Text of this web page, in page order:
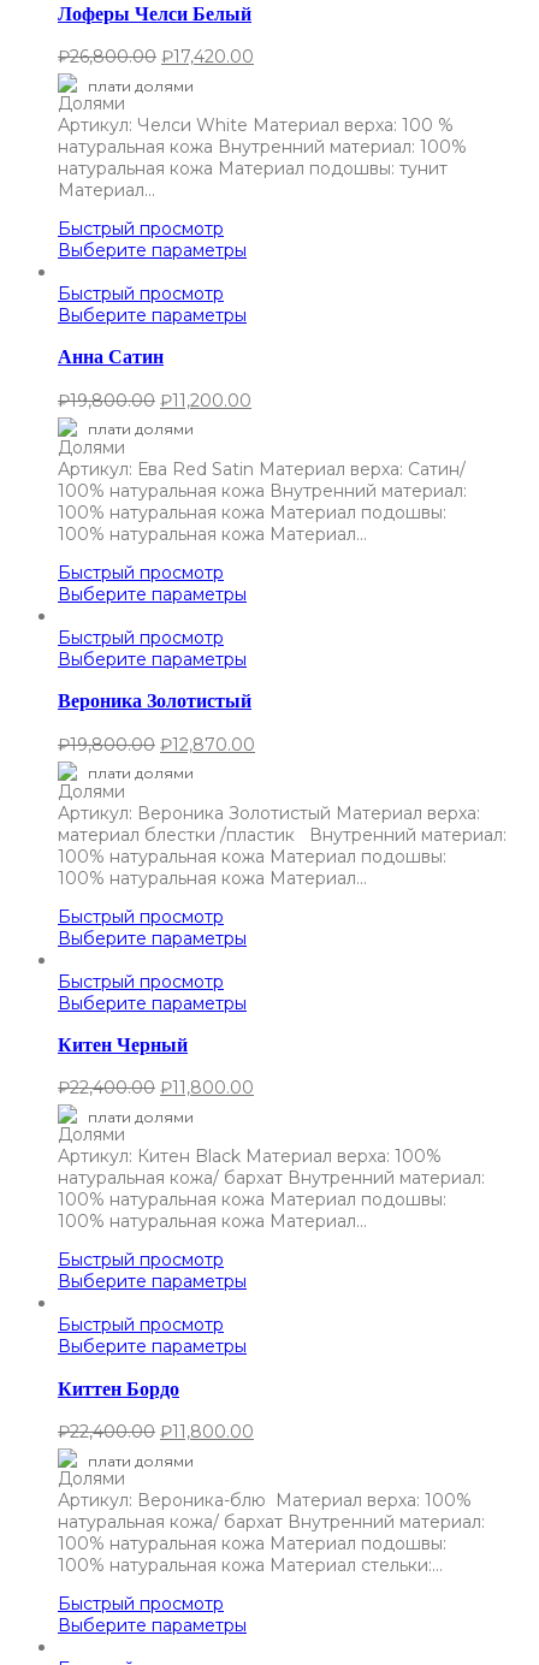
Лоферы Челси Белый
₽26,800.00 ₽17,420.00
плати долями
Артикул: Челси White Материал верха: 100 %
натуральная кожа Внутренний материал: 100%
натуральная кожа Материал подошвы: тунит
Материал…
Быстрый просмотр
Выберите параметры
Быстрый просмотр
Выберите параметры
Анна Сатин
₽19,800.00 ₽11,200.00
плати долями
Артикул: Ева Red Satin Материал верха: Сатин/
100% натуральная кожа Внутренний материал:
100% натуральная кожа Материал подошвы:
100% натуральная кожа Материал…
Быстрый просмотр
Выберите параметры
Быстрый просмотр
Выберите параметры
Вероника Золотистый
₽19,800.00 ₽12,870.00
плати долями
Артикул: Вероника Золотистый Материал верха:
материал блестки /пластик Внутренний материал:
100% натуральная кожа Материал подошвы:
100% натуральная кожа Материал…
Быстрый просмотр
Выберите параметры
Быстрый просмотр
Выберите параметры
Китен Черный
₽22,400.00 ₽11,800.00
плати долями
Артикул: Китен Black Материал верха: 100%
натуральная кожа/ бархат Внутренний материал:
100% натуральная кожа Материал подошвы:
100% натуральная кожа Материал…
Быстрый просмотр
Выберите параметры
Быстрый просмотр
Выберите параметры
Киттен Бордо
₽22,400.00 ₽11,800.00
плати долями
Артикул: Вероника-блю Материал верха: 100%
натуральная кожа/ бархат Внутренний материал:
100% натуральная кожа Материал подошвы:
100% натуральная кожа Материал стельки:…
Быстрый просмотр
Выберите параметры